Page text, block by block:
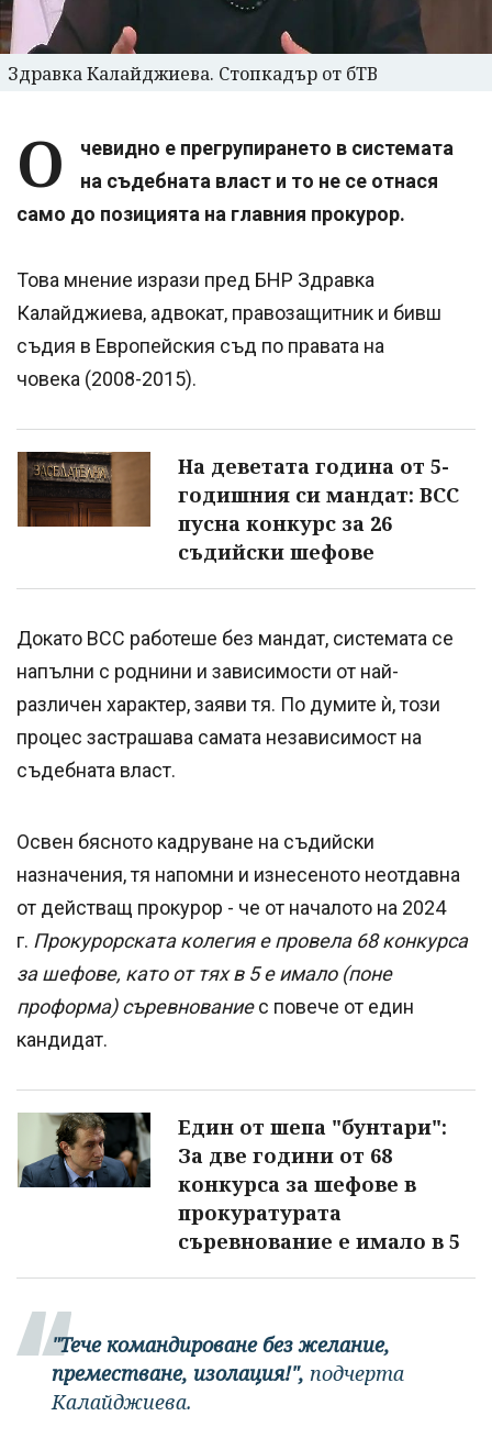
Здравка Калайджиева. Стопкадър от бТВ
О
чевидно е прегрупирането в системата
на съдебната власт и то не се отнася
само до позицията на главния прокурор.
Това мнение изрази пред БНР Здравка
Калайджиева, адвокат, правозащитник и бивш
съдия в Европейския съд по правата на
човека (2008-2015).
На деветата година от 5-
годишния си мандат: ВСС
пусна конкурс за 26
съдийски шефове
Докато ВСС работеше без мандат, системата се
напълни с роднини и зависимости от най-
различен характер, заяви тя. По думите ѝ, този
процес застрашава самата независимост на
съдебната власт.
Освен бясното кадруване на съдийски
назначения, тя напомни и изнесеното неотдавна
от действащ прокурор - че от началото на 2024
г. Прокурорската колегия е провела 68 конкурса
за шефове, като от тях в 5 е имало (поне
проформа) съревнованиес повече от един
кандидат.
Един от шепа "бунтари":
За две години от 68
конкурса за шефове в
прокуратурата
съревнование е имало в 5
"Тече командироване без желание,
преместване, изолация!", подчерта
Калайджиева.